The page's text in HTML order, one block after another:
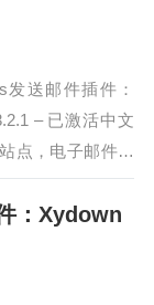
配置，服务器地
确保两边填写一
发送邮件插件：
– 已激活中文
点，电子邮件发
多人的问题。有
出去的邮件大多
这样的困扰，
：Xydown